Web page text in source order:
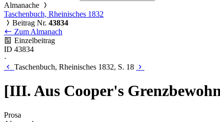
Almanache
Taschenbuch, Rheinisches 1832
Beitrag Nr. 43834
Zum Almanach
Einzelbeitrag
ID 43834
·
Taschenbuch, Rheinisches 1832, S. 18
[III. Aus Cooper's
Prosa